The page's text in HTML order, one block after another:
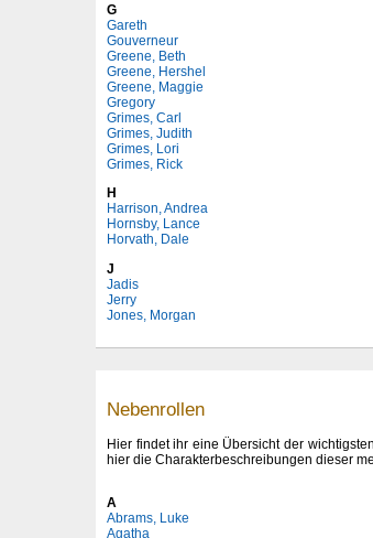
G
Gareth
Gouverneur
Greene, Beth
Greene, Hershel
Greene, Maggie
Gregory
Grimes, Carl
Grimes, Judith
Grimes, Lori
Grimes, Rick
H
Harrison, Andrea
Hornsby, Lance
Horvath, Dale
J
Jadis
Jerry
Jones, Morgan
Nebenrollen
Hier findet ihr eine Übersicht der
hier die Charakterbeschreibungen dieser
A
Abrams, Luke
Agatha